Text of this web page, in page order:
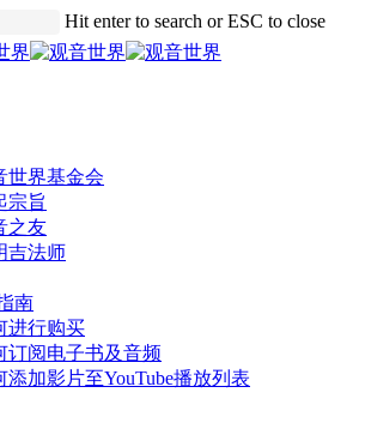
Hit enter to search or ESC to close
世界基金会
宗旨
之友
吉法师
南
进行购买
订阅电子书及音频
添加影片至YouTube播放列表